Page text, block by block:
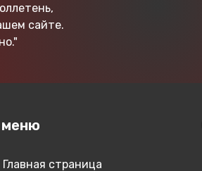
сайте.
меню
Главная страница